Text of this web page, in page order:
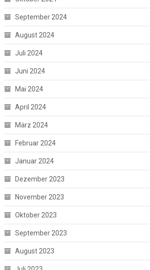
September 2024
August 2024
Juli 2024
Juni 2024
Mai 2024
April 2024
März 2024
Februar 2024
Januar 2024
Dezember 2023
November 2023
Oktober 2023
September 2023
August 2023